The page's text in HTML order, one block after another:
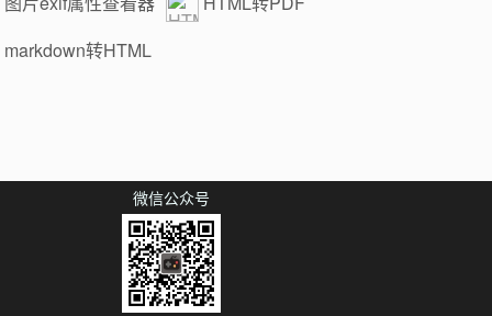
markdown转HTML
微信公众号